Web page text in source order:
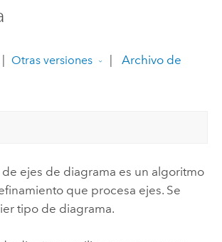
Otras versiones
Archivo de
ejes de diagrama es un algoritmo
que procesa ejes. Se
tipo de diagrama.